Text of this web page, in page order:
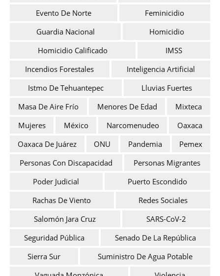
Evento De Norte
Feminicidio
Guardia Nacional
Homicidio
Homicidio Calificado
IMSS
Incendios Forestales
Inteligencia Artificial
Istmo De Tehuantepec
Lluvias Fuertes
Masa De Aire Frío
Menores De Edad
Mixteca
Mujeres
México Narcomenudeo
Oaxaca
Oaxaca De Juárez
ONU Pandemia
Pemex
Personas Con Discapacidad
Personas Migrantes
Poder Judicial
Puerto Escondido
Rachas De Viento
Redes Sociales
Salomón Jara Cruz
SARS-CoV-2
Seguridad Pública
Senado De La República
Sierra Sur
Suministro De Agua Potable